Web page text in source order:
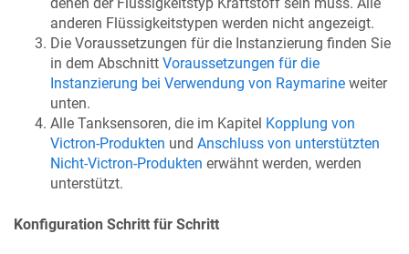
anderen Flüssigkeitstypen werden nicht angezeigt.
Die Voraussetzungen für die Instanzierung finden Sie
in dem Abschnitt Voraussetzungen für die
Instanzierung bei Verwendung von Raymarine weiter
unten.
Alle Tanksensoren, die im Kapitel Kopplung von
Victron-Produkten und Anschluss von unterstützten
Nicht-Victron-Produkten erwähnt werden, werden
unterstützt.
Konfiguration Schritt für Schritt